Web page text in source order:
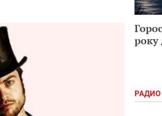
року
РАДИО